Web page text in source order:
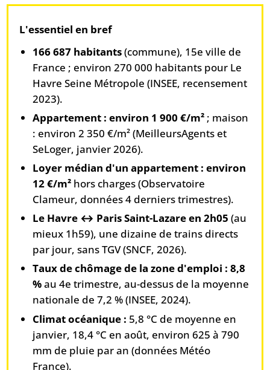
L'essentiel en bref
166 687 habitants(commune), 15e ville de
France ; environ 270 000 habitants pour Le
Havre Seine Métropole (INSEE, recensement
2023).
Appartement : environ 1 900 €/m² ; maison
: environ 2 350 €/m² (MeilleursAgents et
SeLoger, janvier 2026).
Loyer médian d'un appartement : environ
12 €/m² hors charges (Observatoire
Clameur, données 4 derniers trimestres).
Le Havre ↔ Paris Saint-Lazare en 2h05 (au
mieux 1h59), une dizaine de trains directs
par jour, sans TGV (SNCF, 2026).
Taux de chômage de la zone d'emploi : 8,8
%au 4e trimestre, au-dessus de la moyenne
nationale de 7,2 % (INSEE, 2024).
Climat océanique : 5,8 °C de moyenne en
janvier, 18,4 °C en août, environ 625 à 790
mm de pluie par an (données Météo
France).